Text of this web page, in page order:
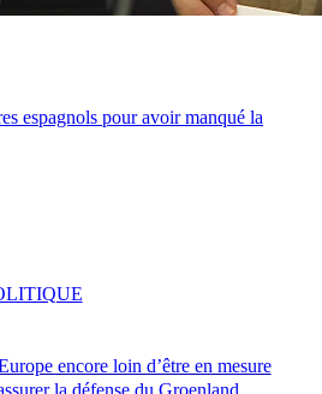
espagnols pour avoir manqué la
encore loin d’être en mesure